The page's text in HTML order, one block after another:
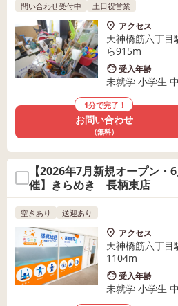
問い合わせ受付中 土日祝営業
アクセス
天神橋筋六丁
ら915m
受入年齢
未就学 小学生
1分で完了！
お問い合わせ
（無料）
【2026年7月新規オープン
催】きらめき 長柄東店
空きあり 送迎あり
アクセス
天神橋筋六丁目
1104m
受入年齢
未就学 小学生